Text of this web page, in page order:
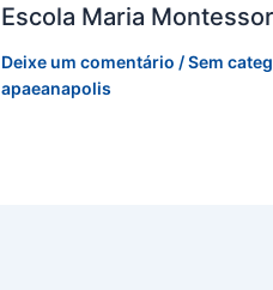
Escola Maria
Deixe um comentário /Sem
apaeanapolis